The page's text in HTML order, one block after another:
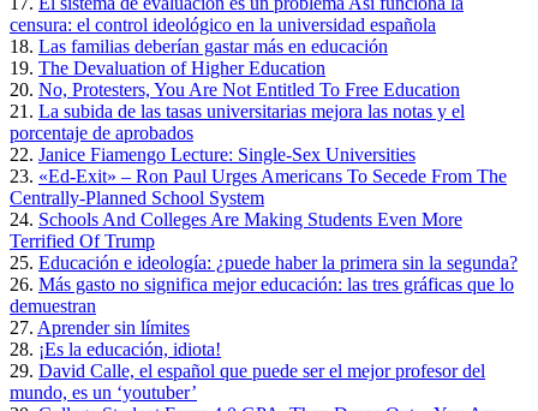
censura: el control ideológico en la universidad española
18. Las familias deberían gastar más en educación
19. The Devaluation of Higher Education
20. No, Protesters, You Are Not Entitled To Free Education
21. La subida de las tasas universitarias mejora las notas y el
porcentaje de aprobados
22. Janice Fiamengo Lecture: Single-Sex Universities
23. «Ed-Exit» – Ron Paul Urges Americans To Secede From The
Centrally-Planned School System
24. Schools And Colleges Are Making Students Even More
Terrified Of Trump
25. Educación e ideología: ¿puede haber la primera sin la segunda?
26. Más gasto no significa mejor educación: las tres gráficas que lo
demuestran
27. Aprender sin límites
28. ¡Es la educación, idiota!
29. David Calle, el español que puede ser el mejor profesor del
mundo, es un ‘youtuber’